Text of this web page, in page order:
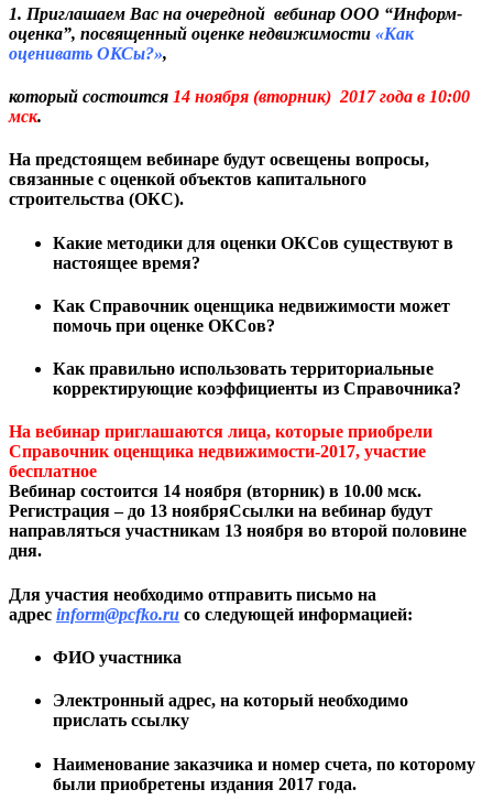
1. Приглашаем Вас на очередной вебинар ООО “Информ-
оценка”, посвященный оценке недвижимости «Как
оценивать ОКСы?»,
который состоится 14 ноября (вторник) 2017 года в 10:00
мск.
На предстоящем вебинаре будут освещены вопросы,
связанные с оценкой объектов капитального
строительства (ОКС).
Какие методики для оценки ОКСов существуют в
настоящее время?
Как Справочник оценщика недвижимости может
помочь при оценке ОКСов?
Как правильно использовать территориальные
корректирующие коэффициенты из Справочника?
На вебинар приглашаются лица, которые приобрели
Справочник оценщика недвижимости-2017, участие
бесплатное
Вебинар состоится 14 ноября (вторник) в 10.00 мск.
Регистрация – до 13 ноябряСсылки на вебинар будут
направляться участникам 13 ноября во второй половине
дня.
Для участия необходимо отправить письмо на
адрес inform@pcfko.ru со следующей информацией:
ФИО участника
Электронный адрес, на который необходимо
прислать ссылку
Наименование заказчика и номер счета, по которому
были приобретены издания 2017 года.